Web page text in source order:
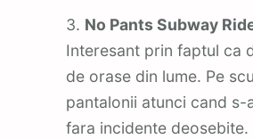
3. No Pants Subway
Interesant prin faptul ca
de orase din lume. Pe
pantalonii atunci cand
fara incidente